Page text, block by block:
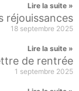
Lire la suite »
réjouissances
18 septembre 2025
Lire la suite »
de rentrée
1 septembre 2025